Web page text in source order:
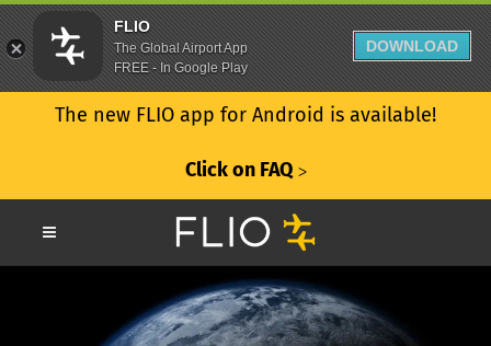
The new FLIO app for Android is available!
Click on FAQ ᐳ
FLIO
The Global Airport App
FREE - In Google Play
DOWNLOAD